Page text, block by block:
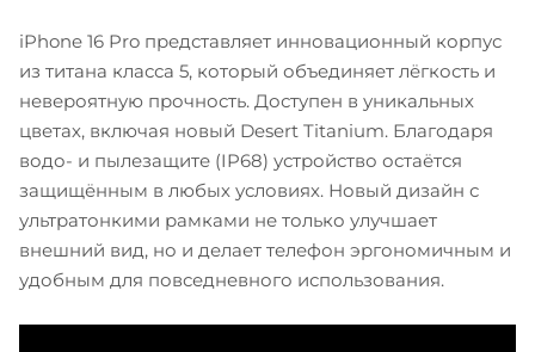
iPhone 16 Pro представляет инновационный корпус
из титана класса 5, который объединяет лёгкость и
невероятную прочность. Доступен в уникальных
цветах, включая новый Desert Titanium. Благодаря
водо- и пылезащите (IP68) устройство остаётся
защищённым в любых условиях. Новый дизайн с
ультратонкими рамками не только улучшает
внешний вид, но и делает телефон эргономичным и
удобным для повседневного использования.